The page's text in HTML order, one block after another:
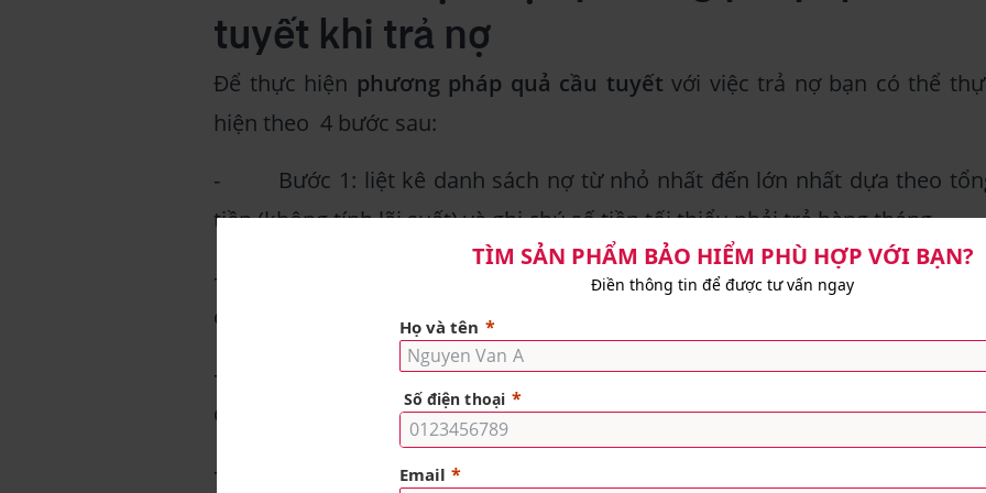
tuyết khi trả nợ
Để thực hiện phương pháp quả cầu tuyết với việc trả nợ bạn có thể
hiện theo 4 bước sau:
- Bước 1: liệt kê danh sách nợ từ nhỏ nhất đến lớn nhất dựa theo
tiền (không tính lãi suất) và ghi chú số tiền tối thiểu phải trả hàng tháng.
- Bước 2: Ưu tiên cho việc trả khoản nợ nhỏ nhất trước và đồng thời
các mức tối thiểu cần phải trả của các khoản còn lại.
- Bước 3: Mỗi khi trả dứt 1 món nợ, bạn cộng dồn số tiền đã trả cho
đó vào mục nhỏ nhất tiếp theo.
- Bước 4: Làm lần lượt theo thứ tự cho đến khi thanh toán hết các